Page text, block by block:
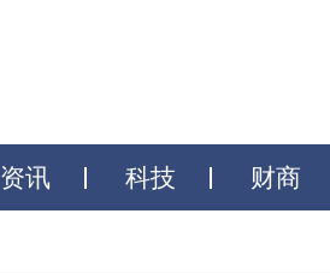
资讯 科技 财商